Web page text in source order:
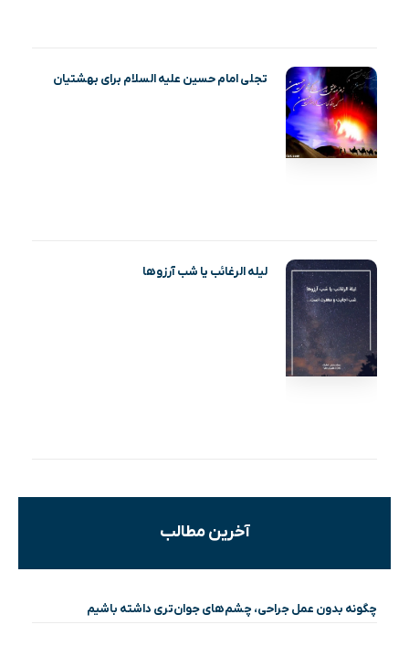
تجلی امام حسین علیه السلام برای بهشتیان
لیله الرغائب یا شب آرزوها
آخرین مطالب
چگونه بدون عمل جراحی، چشم‌های جوان‌تری داشته باشیم